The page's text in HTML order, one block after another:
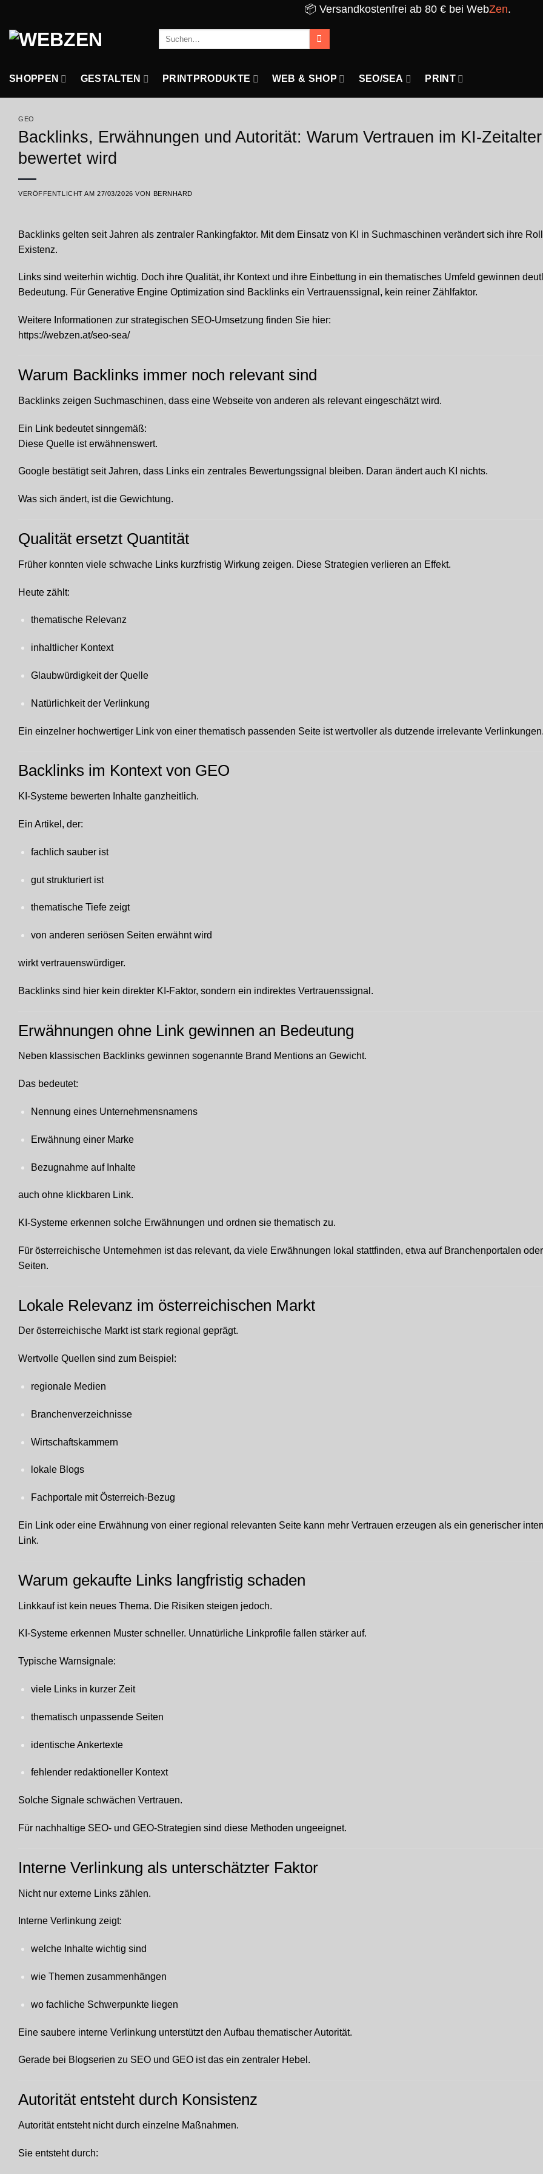
springen
📦 Versandkostenfrei ab 80 € bei WebZen.
Suchen
SHOPPEN GESTALTEN PRINTPRODUKTE WEB & SHOP SEO/SEA PRINT
GEO
Backlinks, Erwähnungen und Autorität: Warum Vertrauen im KI-
bewertet wird
VERÖFFENTLICHT AM27/03/2026 VON BERNHARD
Backlinks gelten seit Jahren als zentraler Rankingfaktor. Mit dem Einsatz von KI in Suchmaschinen verändert sich ihre
Existenz.
Links sind weiterhin wichtig. Doch ihre Qualität, ihr Kontext und ihre Einbettung in ein thematisches Umfeld gewinnen
Bedeutung. Für Generative Engine Optimization sind Backlinks ein Vertrauenssignal, kein reiner Zählfaktor.
Weitere Informationen zur strategischen SEO-Umsetzung finden Sie hier:
https://webzen.at/seo-sea/
Warum Backlinks immer noch relevant sind
Backlinks zeigen Suchmaschinen, dass eine Webseite von anderen als relevant eingeschätzt wird.
Ein Link bedeutet sinngemäß:
Diese Quelle ist erwähnenswert.
Google bestätigt seit Jahren, dass Links ein zentrales Bewertungssignal bleiben. Daran ändert auch KI nichts.
Was sich ändert, ist die Gewichtung.
Qualität ersetzt Quantität
Früher konnten viele schwache Links kurzfristig Wirkung zeigen. Diese Strategien verlieren an Effekt.
Heute zählt:
thematische Relevanz
inhaltlicher Kontext
Glaubwürdigkeit der Quelle
Natürlichkeit der Verlinkung
Ein einzelner hochwertiger Link von einer thematisch passenden Seite ist wertvoller als dutzende irrelevante
Backlinks im Kontext von GEO
KI-Systeme bewerten Inhalte ganzheitlich.
Ein Artikel, der:
fachlich sauber ist
gut strukturiert ist
thematische Tiefe zeigt
von anderen seriösen Seiten erwähnt wird
wirkt vertrauenswürdiger.
Backlinks sind hier kein direkter KI-Faktor, sondern ein indirektes Vertrauenssignal.
Erwähnungen ohne Link gewinnen an Bedeutung
Neben klassischen Backlinks gewinnen sogenannte Brand Mentions an Gewicht.
Das bedeutet:
Nennung eines Unternehmensnamens
Erwähnung einer Marke
Bezugnahme auf Inhalte
auch ohne klickbaren Link.
KI-Systeme erkennen solche Erwähnungen und ordnen sie thematisch zu.
Für österreichische Unternehmen ist das relevant, da viele Erwähnungen lokal stattfinden, etwa auf Branchenportalen
Seiten.
Lokale Relevanz im österreichischen Markt
Der österreichische Markt ist stark regional geprägt.
Wertvolle Quellen sind zum Beispiel:
regionale Medien
Branchenverzeichnisse
Wirtschaftskammern
lokale Blogs
Fachportale mit Österreich-Bezug
Ein Link oder eine Erwähnung von einer regional relevanten Seite kann mehr Vertrauen erzeugen als ein generischer
Link.
Warum gekaufte Links langfristig schaden
Linkkauf ist kein neues Thema. Die Risiken steigen jedoch.
KI-Systeme erkennen Muster schneller. Unnatürliche Linkprofile fallen stärker auf.
Typische Warnsignale:
viele Links in kurzer Zeit
thematisch unpassende Seiten
identische Ankertexte
fehlender redaktioneller Kontext
Solche Signale schwächen Vertrauen.
Für nachhaltige SEO- und GEO-Strategien sind diese Methoden ungeeignet.
Interne Verlinkung als unterschätzter Faktor
Nicht nur externe Links zählen.
Interne Verlinkung zeigt:
welche Inhalte wichtig sind
wie Themen zusammenhängen
wo fachliche Schwerpunkte liegen
Eine saubere interne Verlinkung unterstützt den Aufbau thematischer Autorität.
Gerade bei Blogserien zu SEO und GEO ist das ein zentraler Hebel.
Autorität entsteht durch Konsistenz
Autorität entsteht nicht durch einzelne Maßnahmen.
Sie entsteht durch: